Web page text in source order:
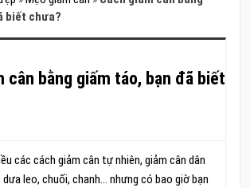
biết chưa?
cân bằng giấm táo, bạn đã biết
các cách giảm cân tự nhiên, giảm cân dân
leo, chuối, chanh… nhưng có bao giờ bạn